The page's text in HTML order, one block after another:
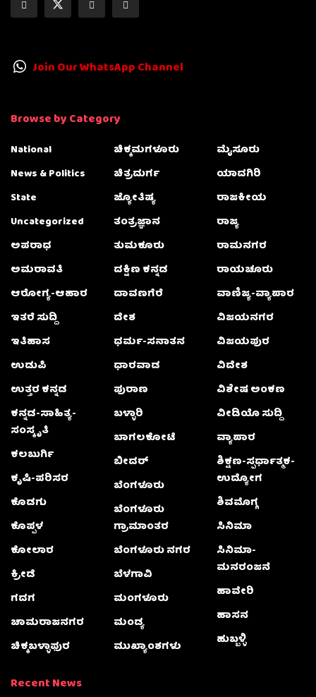
Join Our WhatsApp Channel
Browse by Category
National
News & Politics
State
Uncategorized
ಅಪರಾಧ
ಅಮರಾವತಿ
ಆರೋಗ್ಯ-ಆಹಾರ
ಇತರೆ ಸುದ್ದಿ
ಇತಿಹಾಸ
ಉಡುಪಿ
ಉತ್ತರ ಕನ್ನಡ
ಕನ್ನಡ-ಸಾಹಿತ್ಯ-
ಸಂಸ್ಕೃತಿ
ಕಲಬುರ್ಗಿ
ಕೃಷಿ-ಪರಿಸರ
ಕೊಡಗು
ಕೊಪ್ಪಳ
ಕೋಲಾರ
ಕ್ರೀಡೆ
ಗದಗ
ಚಾಮರಾಜನಗರ
ಚಿಕ್ಕಬಳ್ಳಾಫುರ
ಚಿಕ್ಕಮಗಳೂರು
ಚಿತ್ರದುರ್ಗ
ಜ್ಯೋತಿಷ್ಯ
ತಂತ್ರಜ್ಞಾನ
ತುಮಕೂರು
ದಕ್ಷಿಣ ಕನ್ನಡ
ದಾವಣಗೆರೆ
ದೇಶ
ಧರ್ಮ-ಸನಾತನ
ಧಾರವಾಡ
ಪುರಾಣ
ಬಳ್ಳಾರಿ
ಬಾಗಲಕೋಟೆ
ಬೀದರ್
ಬೆಂಗಳೂರು
ಬೆಂಗಳೂರು
ಗ್ರಾಮಾಂತರ
ಬೆಂಗಳೂರು ನಗರ
ಬೆಳಗಾವಿ
ಮಂಗಳೂರು
ಮಂಡ್ಯ
ಮುಖ್ಯಾಂಶಗಳು
ಮೈಸೂರು
ಯಾದಗಿರಿ
ರಾಜಕೀಯ
ರಾಜ್ಯ
ರಾಮನಗರ
ರಾಯಚೂರು
ವಾಣಿಜ್ಯ-ವ್ಯಾಪಾರ
ವಿಜಯನಗರ
ವಿಜಯಪುರ
ವಿದೇಶ
ವಿಶೇಷ ಅಂಕಣ
ವೀಡಿಯೊ ಸುದ್ದಿ
ವ್ಯಾಪಾರ
ಶಿಕ್ಷಣ-ಸ್ಪರ್ಧಾತ್ಮಕ-
ಉದ್ಯೋಗ
ಶಿವಮೊಗ್ಗ
ಸಿನಿಮಾ
ಸಿನಿಮಾ-
ಮನರಂಜನೆ
ಹಾವೇರಿ
ಹಾಸನ
ಹುಬ್ಬಳ್ಳಿ
Recent News